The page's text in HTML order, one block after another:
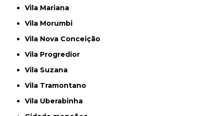
Vila Mariana
Vila Morumbi
Vila Nova Conceição
Vila Progredior
Vila Suzana
Vila Tramontano
Vila Uberabinha